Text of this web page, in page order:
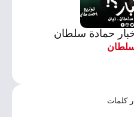
حمادة سلطان
كلمات